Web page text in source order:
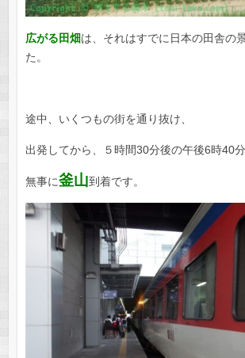
広がる田畑は、それはすでに日本の田舎の
た。
途中、いくつもの街を通り抜け、
出発してから、５時間30分後の午後6時40分
無事に釜山到着です。